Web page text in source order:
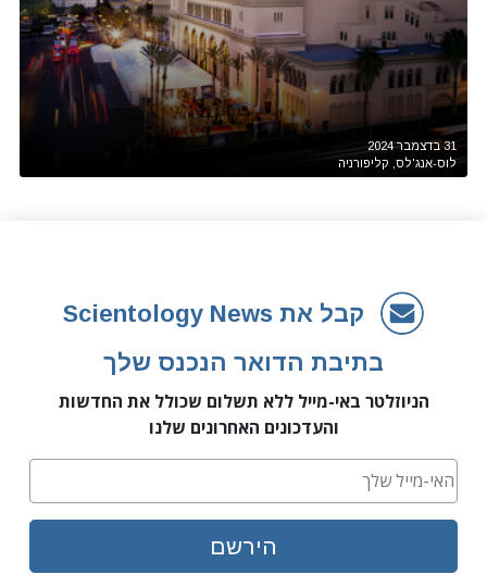
31 בדצמבר 2024
לוס-אנג'לס, קליפורניה
קבל את Scientology News
בתיבת הדואר הנכנס שלך
הניוזלטר באי-מייל ללא תשלום שכולל את החדשות
והעדכונים האחרונים שלנו
הירשם